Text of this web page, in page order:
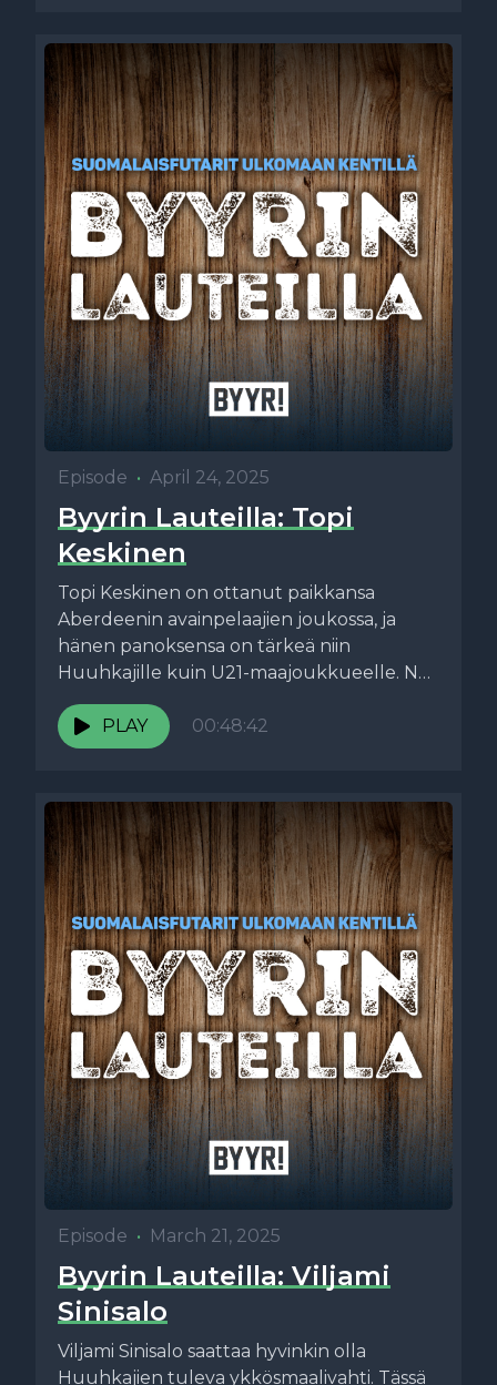
Episode • April 24, 2025
Byyrin Lauteilla: Topi
Keskinen
Topi Keskinen on ottanut paikkansa
Aberdeenin avainpelaajien joukossa, ja
hänen panoksensa on tärkeä niin
Huuhkajille kuin U21-maajoukkueelle. Nyt
Mikkelin torpedo istahtaa Byyrin lauteille
kertomaan,...
PLAY 00:48:42
Episode • March 21, 2025
Byyrin Lauteilla: Viljami
Sinisalo
Viljami Sinisalo saattaa hyvinkin olla
Huuhkajien tuleva ykkösmaalivahti. Tässä